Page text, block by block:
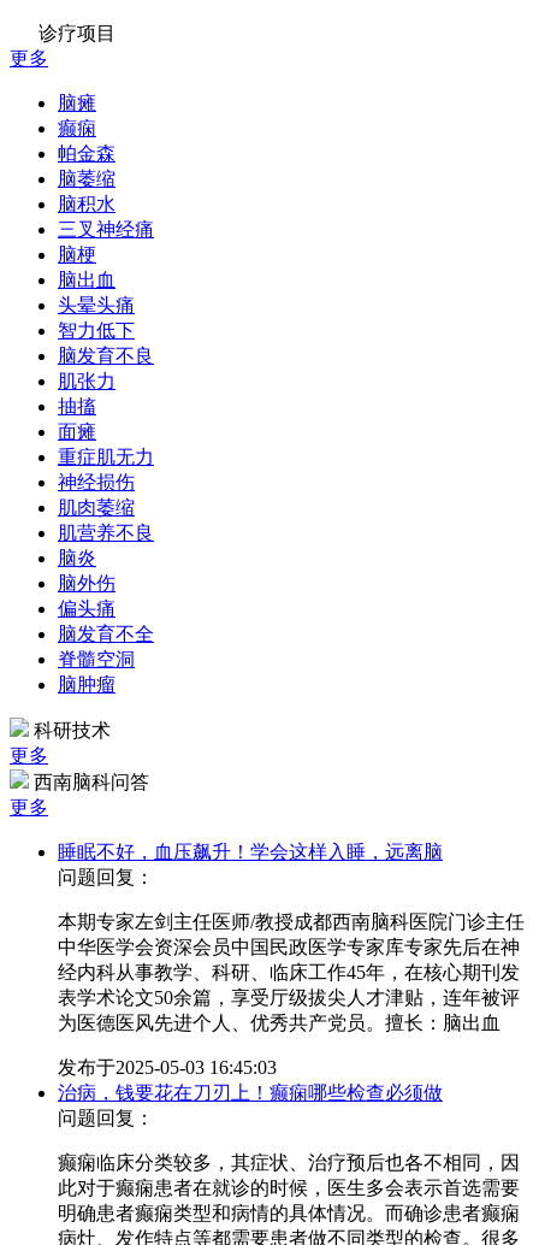
诊疗项目
更多
脑瘫
癫痫
帕金森
脑萎缩
脑积水
三叉神经痛
脑梗
脑出血
头晕头痛
智力低下
脑发育不良
肌张力
抽搐
面瘫
重症肌无力
神经损伤
肌肉萎缩
肌营养不良
脑炎
脑外伤
偏头痛
脑发育不全
脊髓空洞
脑肿瘤
科研技术
更多
西南脑科问答
更多
睡眠不好，血压飙升！学会这样入睡，远离脑
问题回复：
本期专家左剑主任医师/教授成都西南脑科医院门诊主任
中华医学会资深会员中国民政医学专家库专家先后在神
经内科从事教学、科研、临床工作45年，在核心期刊发
表学术论文50余篇，享受厅级拔尖人才津贴，连年被评
为医德医风先进个人、优秀共产党员。擅长：脑出血
发布于2025-05-03 16:45:03
治病，钱要花在刀刃上！癫痫哪些检查必须做
问题回复：
癫痫临床分类较多，其症状、治疗预后也各不相同，因
此对于癫痫患者在就诊的时候，医生多会表示首选需要
明确患者癫痫类型和病情的具体情况。而确诊患者癫痫
病灶、发作特点等都需要患者做不同类型的检查。很多